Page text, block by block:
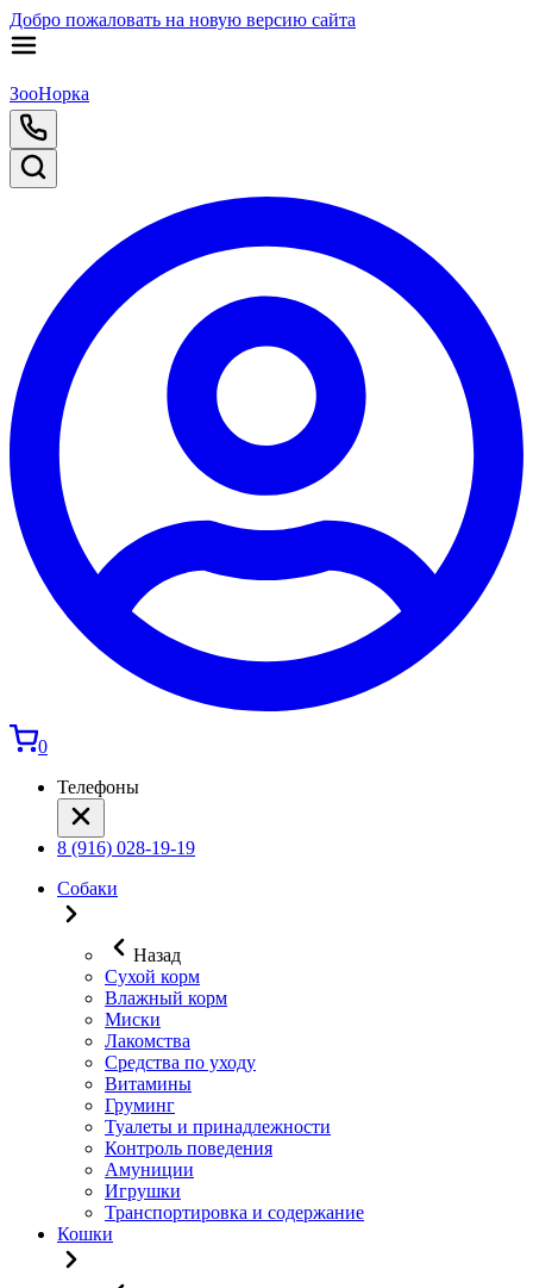
Добро пожаловать на новую версию сайта
ЗооНорка
0
Телефоны
8 (916) 028-19-19
Собаки
Назад
Сухой корм
Влажный корм
Миски
Лакомства
Средства по уходу
Витамины
Груминг
Туалеты и принадлежности
Контроль поведения
Амуниции
Игрушки
Транспортировка и содержание
Кошки